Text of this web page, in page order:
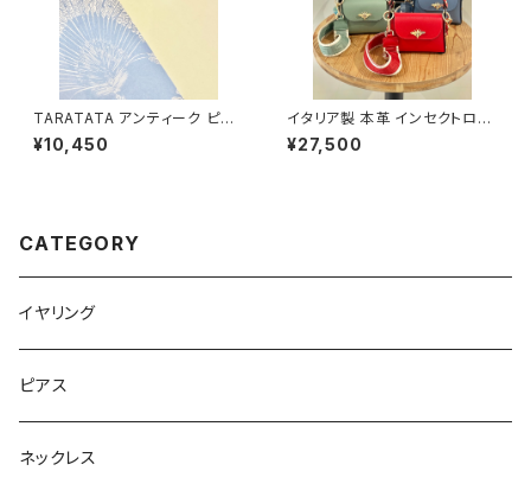
TARATATA アンティーク ピア
ス #3
¥10,450
イタリア製 本革 インセクトロッ
クレザーバッグ #1
¥27,500
CATEGORY
イヤリング
ピアス
ネックレス